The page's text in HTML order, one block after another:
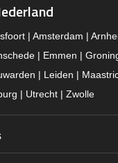
| Amsterdam |
| Emmen |
| Leiden |
| Utrecht | Zwolle